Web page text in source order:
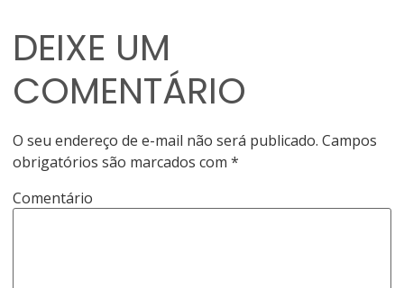
DEIXE UM
COMENTÁRIO
O seu endereço de e-mail não será publicado. Campos
obrigatórios são marcados com*
Comentário